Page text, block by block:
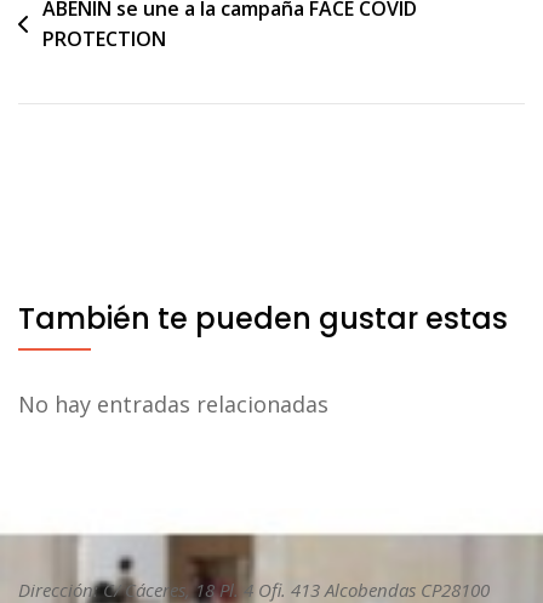
Navegación
de
ABENIN se une a la campaña FACE COVID
PROTECTION
También te pueden gustar estas
No hay entradas relacionadas
Dirección: C/ Cáceres, 18 Pl. 4 Ofi. 413 Alcobendas CP28100